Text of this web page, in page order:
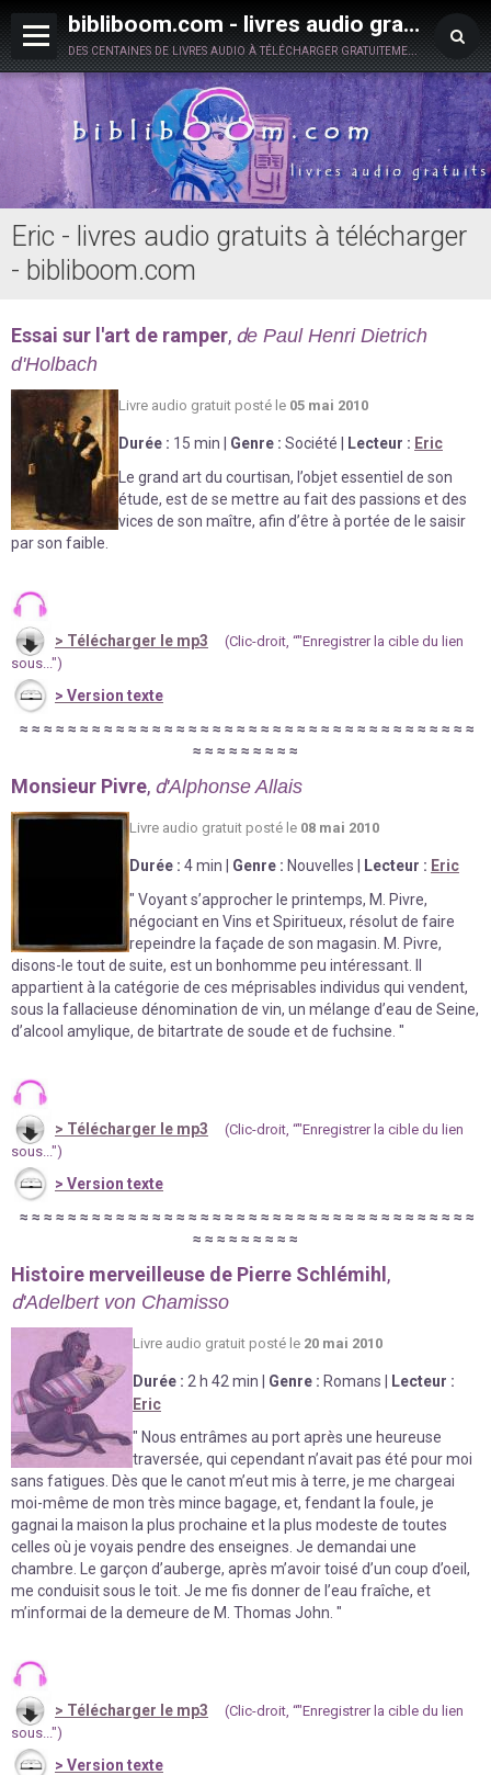
bibliboom.com - livres audio gratuits à télécharger
des centaines de livres audio à télécharger gratuitement en toute légalité !
Eric - livres audio gratuits à télécharger
- bibliboom.com
Essai sur l'art de ramper, de Paul Henri Dietrich
d'Holbach
Livre audio gratuit posté le 05 mai 2010
Durée : 15 min Genre : Société Lecteur : Eric
Le grand art du courtisan, l’objet essentiel de son
étude, est de se mettre au fait des passions et des
vices de son maître, afin d’être à portée de le saisir
par son faible.
> Télécharger le mp3
(Clic-droit, “"Enregistrer la cible du lien
sous...")
> Version texte
≈ ≈ ≈ ≈ ≈ ≈ ≈ ≈ ≈ ≈ ≈ ≈ ≈ ≈ ≈ ≈ ≈ ≈ ≈ ≈ ≈ ≈ ≈ ≈ ≈ ≈ ≈ ≈ ≈ ≈ ≈ ≈ ≈ ≈ ≈ ≈ ≈ ≈
≈ ≈ ≈ ≈ ≈ ≈ ≈ ≈ ≈
Monsieur Pivre, d'Alphonse Allais
Livre audio gratuit posté le 08 mai 2010
Durée : 4 min Genre : Nouvelles Lecteur : Eric
" Voyant s’approcher le printemps, M. Pivre,
négociant en Vins et Spiritueux, résolut de faire
repeindre la façade de son magasin. M. Pivre,
disons-le tout de suite, est un bonhomme peu intéressant. Il
appartient à la catégorie de ces méprisables individus qui vendent,
sous la fallacieuse dénomination de vin, un mélange d’eau de Seine,
d’alcool amylique, de bitartrate de soude et de fuchsine. "
> Télécharger le mp3
(Clic-droit, “"Enregistrer la cible du lien
sous...")
> Version texte
≈ ≈ ≈ ≈ ≈ ≈ ≈ ≈ ≈ ≈ ≈ ≈ ≈ ≈ ≈ ≈ ≈ ≈ ≈ ≈ ≈ ≈ ≈ ≈ ≈ ≈ ≈ ≈ ≈ ≈ ≈ ≈ ≈ ≈ ≈ ≈ ≈ ≈
≈ ≈ ≈ ≈ ≈ ≈ ≈ ≈ ≈
Histoire merveilleuse de Pierre Schlémihl,
d'Adelbert von Chamisso
Livre audio gratuit posté le 20 mai 2010
Durée : 2 h 42 min Genre : Romans
Lecteur :
Eric
" Nous entrâmes au port après une heureuse
traversée, qui cependant n’avait pas été pour moi
sans fatigues. Dès que le canot m’eut mis à terre, je me chargeai
moi-même de mon très mince bagage, et, fendant la foule, je
gagnai la maison la plus prochaine et la plus modeste de toutes
celles où je voyais pendre des enseignes. Je demandai une
chambre. Le garçon d’auberge, après m’avoir toisé d’un coup d’oeil,
me conduisit sous le toit. Je me fis donner de l’eau fraîche, et
m’informai de la demeure de M. Thomas John. "
> Télécharger le mp3
(Clic-droit, “"Enregistrer la cible du lien
sous...")
> Version texte